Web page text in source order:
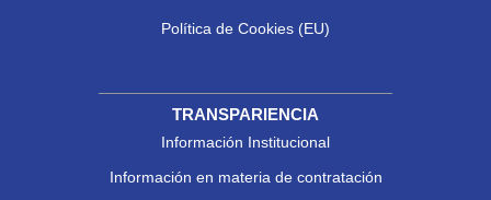
Política de Cookies (EU)
TRANSPARIENCIA
Información Institucional
Información en materia de contratación